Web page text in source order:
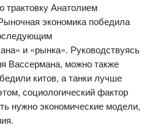
трактовку Анатолием
экономика победила
и «рынка». Руководствуясь
Вассермана, можно также
китов, а танки лучше
социологический фактор
нужно экономические модели,